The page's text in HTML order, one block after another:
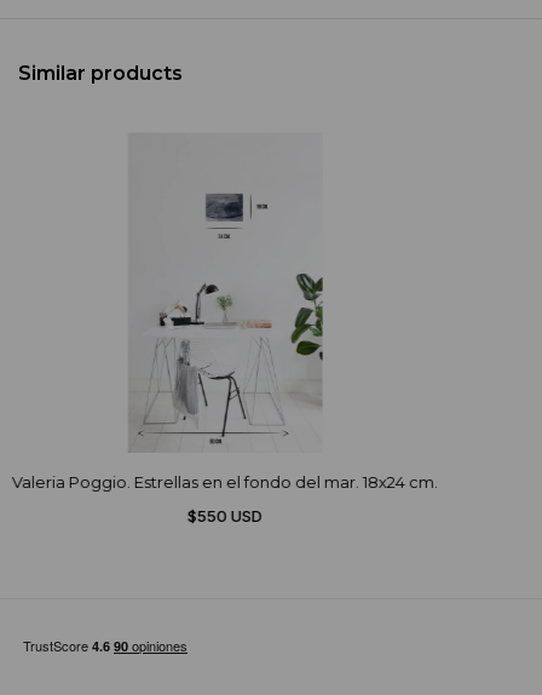
Similar products
Valeria Poggio. Estrellas en el fondo del mar. 18x24 cm.
$550 USD